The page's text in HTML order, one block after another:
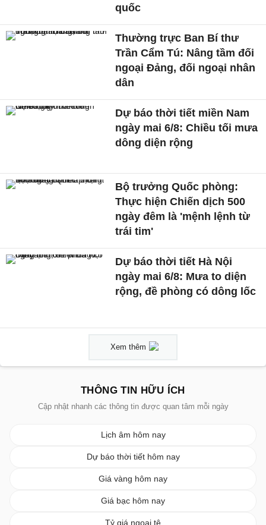
quốc
Thường trực Ban Bí thư
Trần Cẩm Tú: Nâng tầm đối
ngoại Đảng, đối ngoại nhân
dân
Dự báo thời tiết miền Nam
ngày mai 6/8: Chiều tối mưa
dông diện rộng
Bộ trưởng Quốc phòng:
Thực hiện Chiến dịch 500
ngày đêm là 'mệnh lệnh từ
trái tim'
Dự báo thời tiết Hà Nội
ngày mai 6/8: Mưa to diện
rộng, đề phòng có dông lốc
Xem thêm
THÔNG TIN HỮU ÍCH
Cập nhật nhanh các thông tin được quan tâm mỗi ngày
Lịch âm hôm nay
Dự báo thời tiết hôm nay
Giá vàng hôm nay
Giá bạc hôm nay
Tỷ giá ngoại tệ